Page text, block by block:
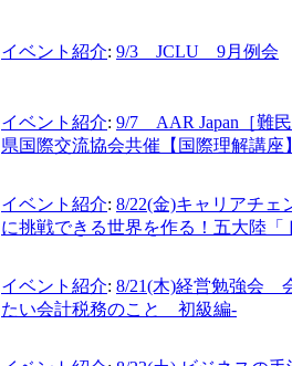
イベント紹介: 9/3 JCLU 9月例会
イベント紹介: 9/7 AAR Japan［難
県国際交流協会共催【国際理解講座
イベント紹介: 8/22(金)キャリアチ
に挑戦できる世界を作る！五大陸「
イベント紹介: 8/21(木)経営勉強会
たい会計税務のこと 初級編-